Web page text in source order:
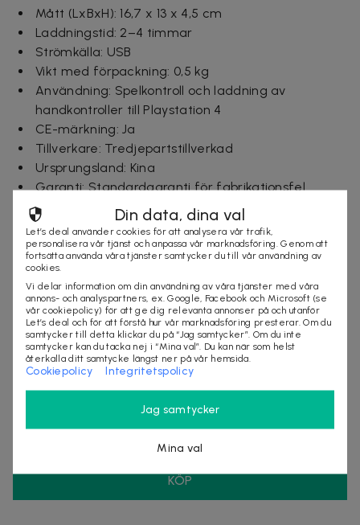
Mått (LxBxH): 16,7 x 13 x 4,5 cm
Laddningstid: 2–4 timmar
Strömkälla: USB
Vikt med förpackning: 0,5 kg
Användning: Spelkontroll och laddning av
handkontroller till Playstation 4
CE-märkning: Ja
Tillverkare: Tredjepartstillverkad
Ursprungsland: Kina
Garanti: Standardgaranti för fabrikationsfel
Ingår i paketet:
1 st handkontroll
1 st laddstation
1 st USB-kabel
Leveranstid: 1-3 arbetsdagar
Säljes av
:556905-5238
KÖP
Din data, dina val
Let’s deal använder cookies för att analysera vår trafik,
personalisera vår tjänst och anpassa vår marknadsföring. Genom att
fortsätta använda våra tjänster samtycker du till vår användning av
cookies.
Vi delar information om din användning av våra tjänster med våra
annons- och analyspartners, ex. Google, Facebook och Microsoft (se
vår cookiepolicy) för att ge dig relevanta annonser på och utanför
Let’s deal och för att förstå hur vår marknadsföring presterar. Om du
samtycker till detta klickar du på “Jag samtycker”. Om du inte
samtycker kan du tacka nej i “Mina val”. Du kan när som helst
återkalla ditt samtycke längst ner på vår hemsida.
Cookiepolicy Integritetspolicy
Jag samtycker
Mina val